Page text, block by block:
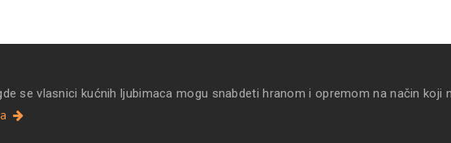
se vlasnici kućnih ljubimaca mogu snabdeti hranom i opremom na način koji